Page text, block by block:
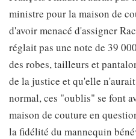
ministre pour la maison de
d'avoir menacé d'assigner
réglait pas une note de 39
des robes, tailleurs et
de la justice et qu'elle
normal, ces "oublis" se font
maison de couture en
la fidélité du mannequin